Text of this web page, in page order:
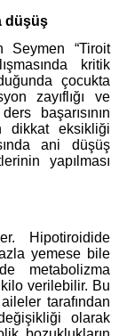
düşüş
Seymen “Tiroit
kritik
çocukta
zayıflığı ve
başarısının
dikkat eksikliği
ani düşüş
yapılması
Hipotiroidide
yemese bile
metabolizma
kilo verilebilir. Bu
tarafından
olarak